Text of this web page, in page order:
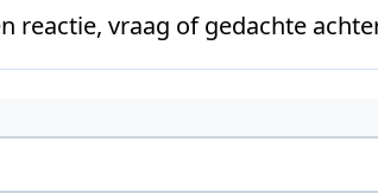
reactie, vraag of gedachte